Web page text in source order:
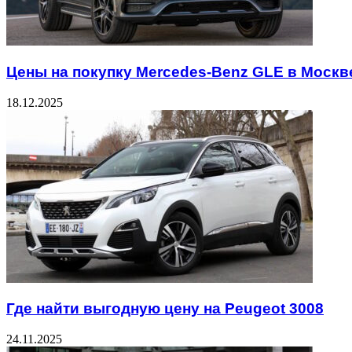
Цены на покупку Mercedes-Benz GLE в
18.12.2025
Где найти выгодную цену на Peugeot 3008
24.11.2025